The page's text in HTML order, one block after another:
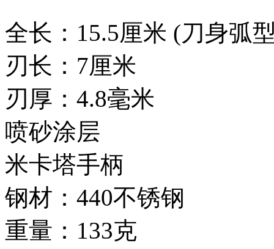
全长：15.5厘米 (刀身弧
刃长：7厘米
刃厚：4.8毫米
喷砂涂层
米卡塔手柄
钢材：440不锈钢
重量：133克